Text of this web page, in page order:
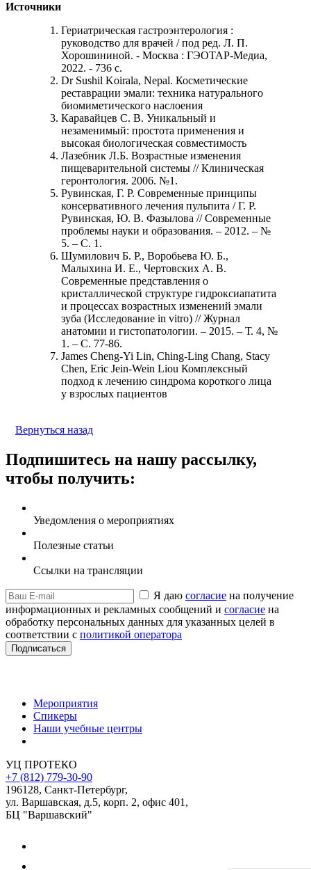
Источники
Гериатрическая гастроэнтерология :
руководство для врачей / под ред. Л. П.
Хорошининой. - Москва : ГЭОТАР-Медиа,
2022. - 736 с.
Dr Sushil Koirala, Nepal. Косметические
реставрации эмали: техника натурального
биомиметического наслоения
Каравайцев С. В. Уникальный и
незаменимый: простота применения и
высокая биологическая совместимость
Лазебник Л.Б. Возрастные изменения
пищеварительной системы // Клиническая
геронтология. 2006. №1.
Рувинская, Г. Р. Современные принципы
консервативного лечения пульпита / Г. Р.
Рувинская, Ю. В. Фазылова // Современные
проблемы науки и образования. – 2012. – №
5. – С. 1.
Шумилович Б. Р., Воробьева Ю. Б.,
Малыхина И. Е., Чертовских А. В.
Современные представления о
кристаллической структуре гидроксиапатита
и процессах возрастных изменений эмали
зуба (Исследование in vitro) // Журнал
анатомии и гистопатологии. – 2015. – Т. 4, №
1. – С. 77-86.
James Cheng-Yi Lin, Ching-Ling Chang, Stacy
Chen, Eric Jein-Wein Liou Комплексный
подход к лечению синдрома короткого лица
у взрослых пациентов
Вернуться назад
Подпишитесь на нашу рассылку,
чтобы получить:
Уведомления о мероприятиях
Полезные статьи
Ссылки на трансляции
Я даю согласие на получение
информационных и рекламных сообщений и согласие на
обработку персональных данных для указанных целей в
соответствии с политикой оператора
Мероприятия
Спикеры
Наши учебные центры
УЦ ПРОТЕКО
+7 (812) 779-30-90
196128, Санкт-Петербург,
ул. Варшавская, д.5, корп. 2, офис 401,
БЦ "Варшавский"